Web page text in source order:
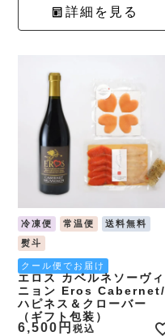
詳細を見る
冷凍便 常温便
送料無料
熨斗
クール便でお届け
エロス カベルネソーヴィ
ニョン Eros Cabernet/
ハピネス＆クローバー
（ギフト包装）
6,500 税込